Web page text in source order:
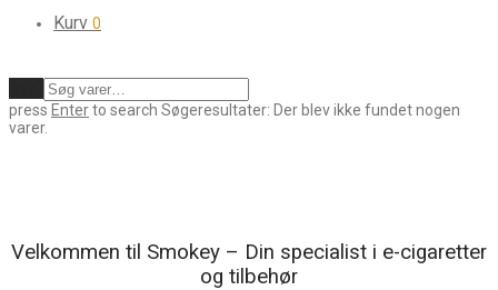
Kurv 0
press Enterto search Søgeresultater: Der blev ikke fundet nogen
varer.
Velkommen til Smokey – Din specialist i e-cigaretter
og tilbehør